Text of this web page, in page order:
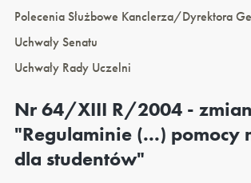
Polecenia Służbowe Kanclerza/Dyrektora
Uchwały Senatu
Uchwały Rady Uczelni
Nr 64/XIII R/2004 -
"Regulaminie (...) pomocy
dla studentów"